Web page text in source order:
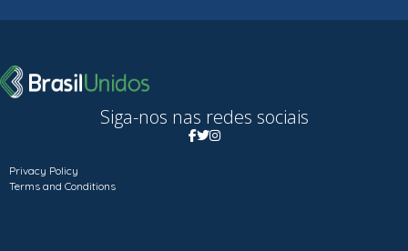
Siga-nos nas redes sociais
Privacy Policy
Terms and Conditions